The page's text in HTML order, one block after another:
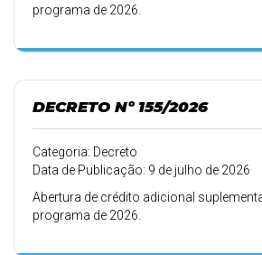
programa de 2026.
DECRETO Nº 155/2026
Categoria: Decreto
Data de Publicação: 9 de julho de 2026
Abertura de crédito adicional
programa de 2026.